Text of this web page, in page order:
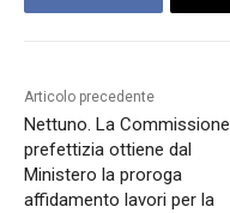
Articolo precedente
Nettuno. La Commissione
prefettizia ottiene dal
Ministero la proroga
affidamento lavori per la